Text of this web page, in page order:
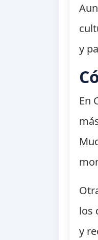
y
En
los
y